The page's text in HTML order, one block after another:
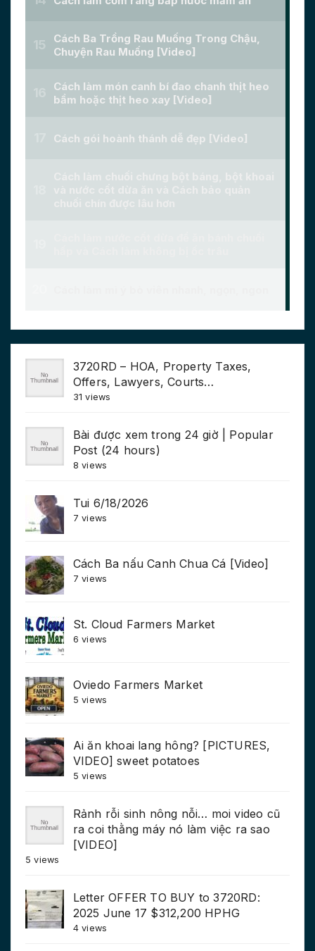
3720RD – HOA, Property Taxes,
Offers, Lawyers, Courts…
31 views
Bài được xem trong 24 giờ | Popular
Post (24 hours)
8 views
Tui 6/18/2026
7 views
Cách Ba nấu Canh Chua Cá [Video]
7 views
St. Cloud Farmers Market
6 views
Oviedo Farmers Market
5 views
Ai ăn khoai lang hông? [PICTURES,
VIDEO] sweet potatoes
5 views
Rảnh rỗi sinh nông nỗi… moi video cũ
ra coi thằng máy nó làm việc ra sao
[VIDEO]
5 views
Letter OFFER TO BUY to 3720RD:
2025 June 17 $312,200 HPHG
4 views